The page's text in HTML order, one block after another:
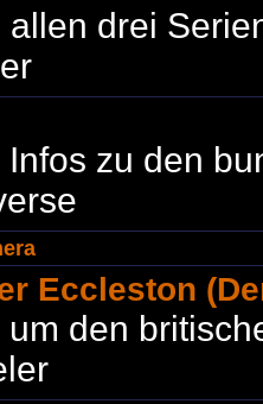
allen drei
Infos zu den
Eccleston
den